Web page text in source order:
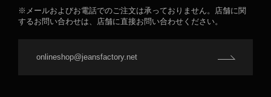
※メールおよびお電話でのご注文は承っておりません。店舗に関
するお問い合わせは、店舗に直接お問い合わせください。
onlineshop@jeansfactory.net